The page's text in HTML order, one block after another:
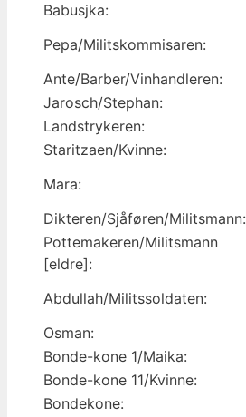
Babusjka:
Pepa/Militskommisaren:
Ante/Barber/Vinhandleren:
Jarosch/Stephan:
Landstrykeren:
Staritzaen/Kvinne:
Mara:
Dikteren/Sjåføren/Militsmann:
Pottemakeren/Militsmann
[eldre]:
Abdullah/Militssoldaten:
Osman:
Bonde-kone 1/Maika:
Bonde-kone 11/Kvinne:
Bondekone: